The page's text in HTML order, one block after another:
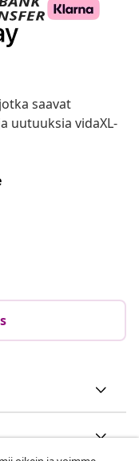
saavat
uutuuksia vidaXL-